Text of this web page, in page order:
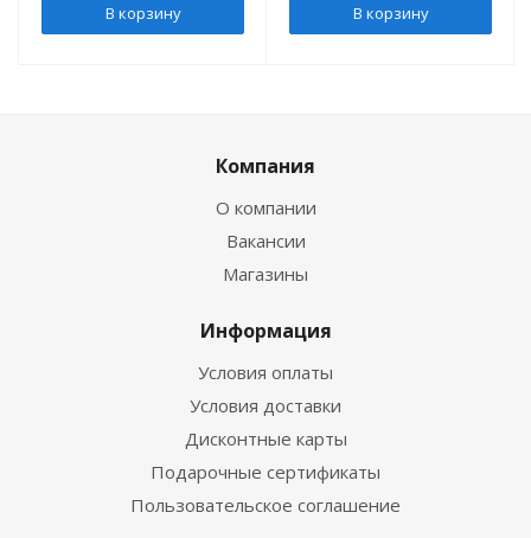
В корзину В корзину
Компания
О компании
Вакансии
Магазины
Информация
Условия оплаты
Условия доставки
Дисконтные карты
Подарочные сертификаты
Пользовательское соглашение